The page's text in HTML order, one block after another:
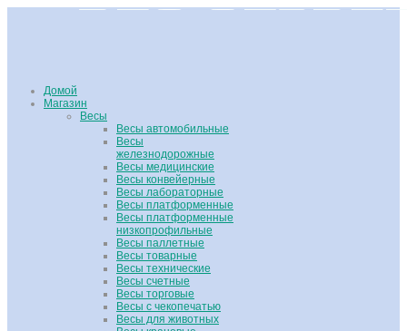
Домой
Магазин
Весы
Весы автомобильные
Весы
железнодорожные
Весы медицинские
Весы конвейерные
Весы лабораторные
Весы платформенные
Весы платформенные
низкопрофильные
Весы паллетные
Весы товарные
Весы технические
Весы счетные
Весы торговые
Весы с чекопечатью
Весы для животных